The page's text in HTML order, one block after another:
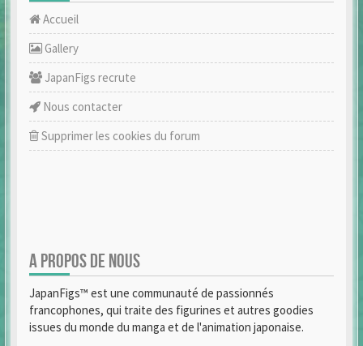
Accueil
Gallery
JapanFigs recrute
Nous contacter
Supprimer les cookies du forum
A PROPOS DE NOUS
JapanFigs™ est une communauté de passionnés
francophones, qui traite des figurines et autres goodies
issues du monde du manga et de l'animation japonaise.